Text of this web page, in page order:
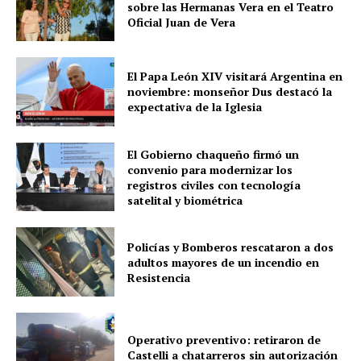
sobre las Hermanas Vera en el Teatro
Oficial Juan de Vera
El Papa León XIV visitará Argentina en
noviembre: monseñor Dus destacó la
expectativa de la Iglesia
El Gobierno chaqueño firmó un
convenio para modernizar los
registros civiles con tecnología
satelital y biométrica
Policías y Bomberos rescataron a dos
adultos mayores de un incendio en
Resistencia
Operativo preventivo: retiraron de
Castelli a chatarreros sin autorización